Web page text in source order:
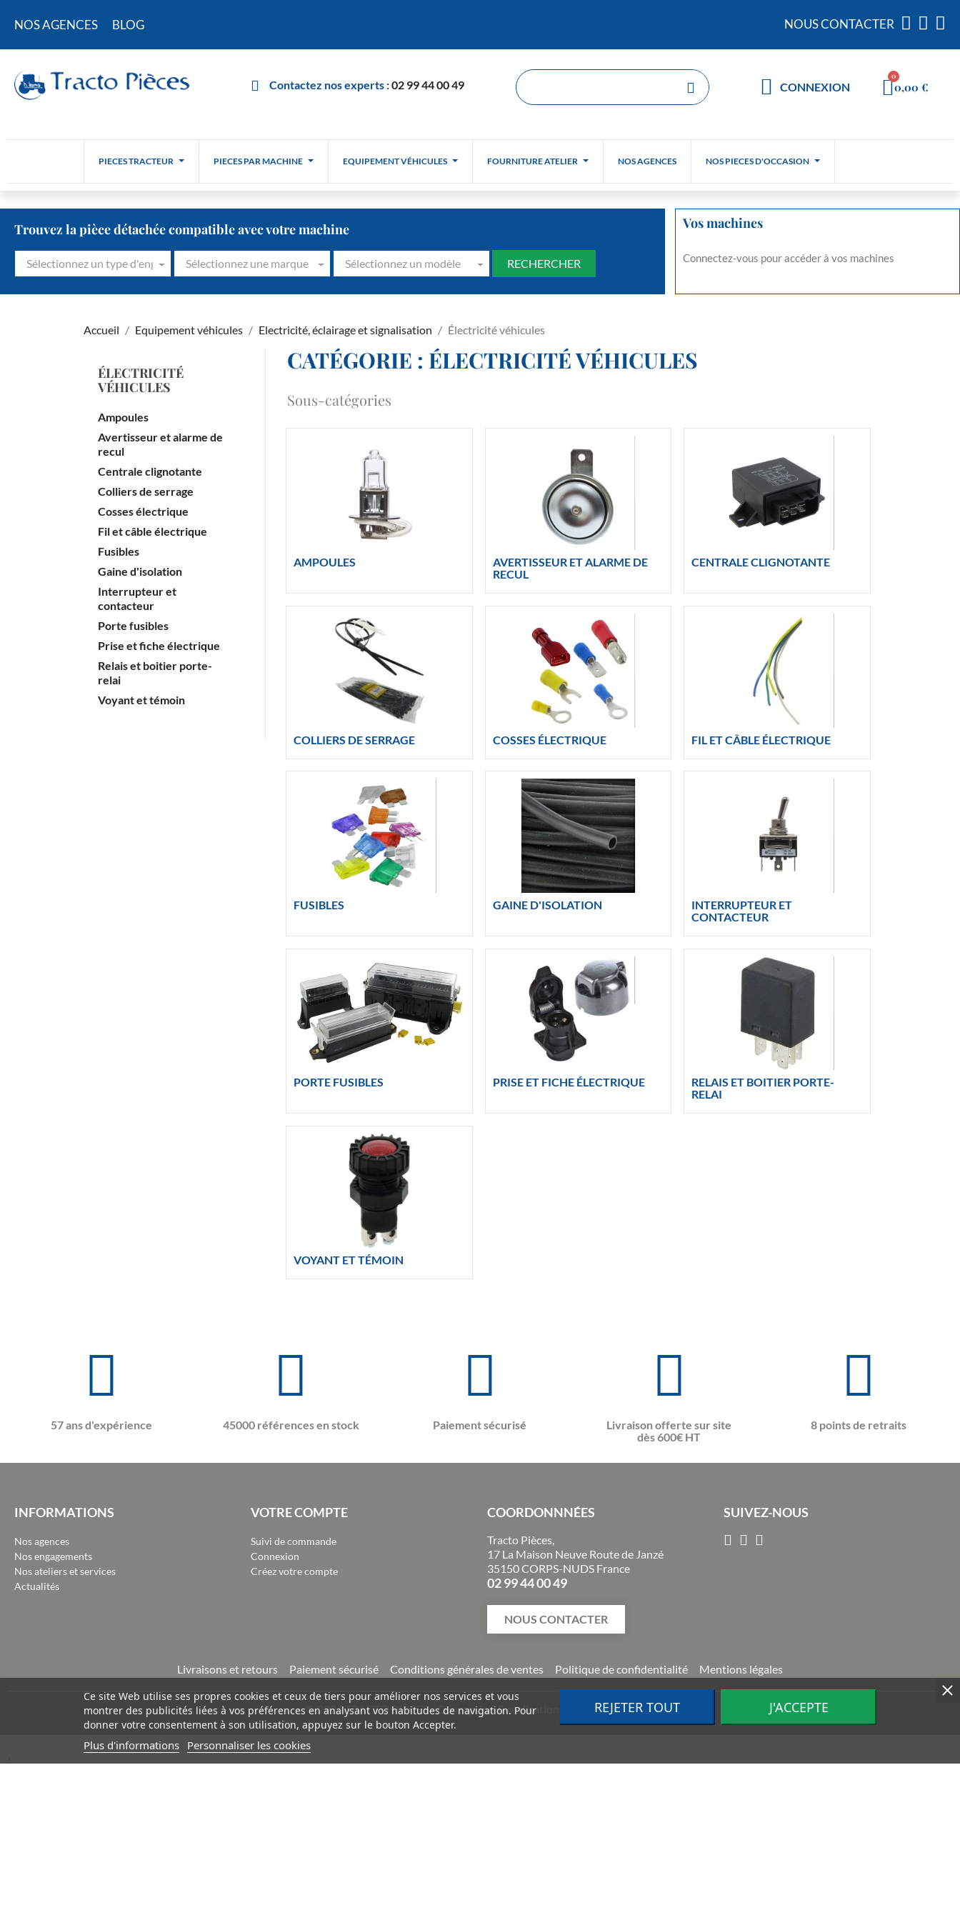
NOS AGENCES BLOG NOUS CONTACTER
Contactez nos experts :02 99 44 00 49 CONNEXION 0,00 €
PIECES TRACTEUR PIECES PAR MACHINE EQUIPEMENT VÉHICULES FOURNITURE ATELIER NOS AGENCES NOS PIECES D'OCCASION
Trouvez la pièce détachée compatible avec votre machine
Sélectionnez un type d'engin Sélectionnez une marque Sélectionnez un modèle
Vos machines
Connectez-vous pour accéder à vos machines
Accueil Equipement véhicules Electricité, éclairage et signalisation Électricité véhicules
ÉLECTRICITÉ
VÉHICULES
Ampoules
Avertisseur et alarme de
recul
Centrale clignotante
Colliers de serrage
Cosses électrique
Fil et câble électrique
Fusibles
Gaine d'isolation
Interrupteur et
contacteur
Porte fusibles
Prise et fiche électrique
Relais et boitier porte-
relai
Voyant et témoin
CATÉGORIE : ÉLECTRICITÉ VÉHICULES
Sous-catégories
AMPOULES
AVERTISSEUR ET ALARME DE
RECUL
CENTRALE CLIGNOTANTE
COLLIERS DE SERRAGE COSSES ÉLECTRIQUE FIL ET CÂBLE ÉLECTRIQUE
FUSIBLES GAINE D'ISOLATION
INTERRUPTEUR ET
CONTACTEUR
PORTE FUSIBLES PRISE ET FICHE ÉLECTRIQUE
RELAIS ET BOITIER PORTE-
RELAI
VOYANT ET TÉMOIN
57 ans d'expérience 45000 références en stock Paiement sécurisé
Livraison offerte sur site
dès 600€ HT
8 points de retraits
INFORMATIONS
Nos agences
Nos engagements
Nos ateliers et services
Actualités
VOTRE COMPTE
Suivi de commande
Connexion
Créez votre compte
COORDONNNÉES
Tracto Pièces,
17 La Maison Neuve Route de Janzé
35150 CORPS-NUDS France
02 99 44 00 49
NOUS CONTACTER
SUIVEZ-NOUS
Livraisons et retours Paiement sécurisé Conditions générales de ventes Politique de confidentialité Mentions légales
©2026TRACTO PIÈCES - Conception & réalisation : Agence Impulsion
Ce site Web utilise ses propres cookies et ceux de tiers pour améliorer nos services et vous
montrer des publicités liées à vos préférences en analysant vos habitudes de navigation. Pour
donner votre consentement à son utilisation, appuyez sur le bouton Accepter.
Plus d'informations Personnaliser les cookies
REJETER TOUT J'ACCEPTE